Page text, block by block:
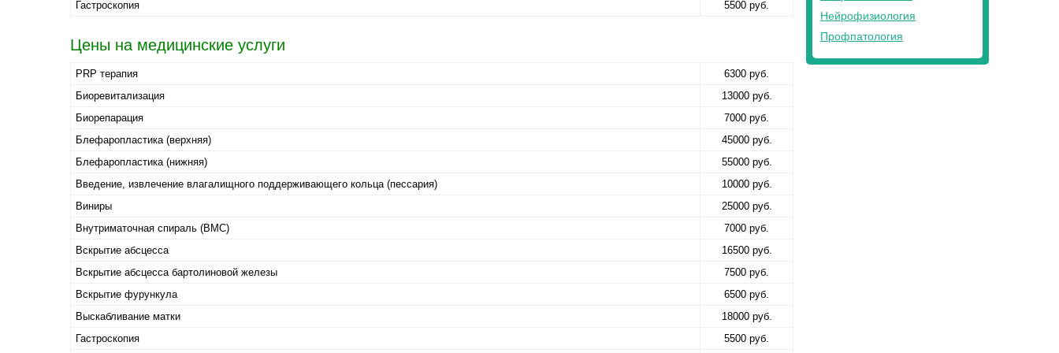
Гастроскопия 5500 руб.
Цены на медицинские услуги
PRP терапия
6300 руб.
Биоревитализация
13000 руб.
Биорепарация
7000 руб.
Блефаропластика (верхняя)
45000 руб.
Блефаропластика (нижняя)
55000 руб.
Введение, извлечение влагалищного поддерживающего кольца (пессария)
10000 руб.
Виниры
25000 руб.
Внутриматочная спираль (ВМС)
7000 руб.
Вскрытие абсцесса
16500 руб.
Вскрытие абсцесса бартолиновой железы
7500 руб.
Вскрытие фурункула
6500 руб.
Выскабливание матки
18000 руб.
Гастроскопия
5500 руб.
Нейрофизиология
Профпатология